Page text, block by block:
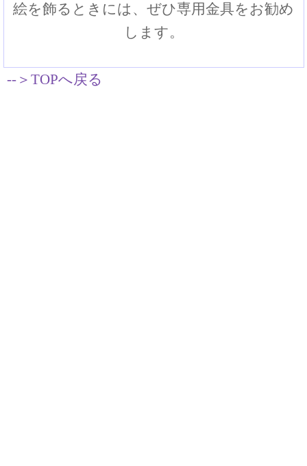
絵を飾るときには、ぜひ専用金具をお勧め
します。
--＞TOPへ戻る